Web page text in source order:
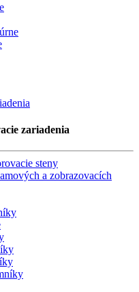
zariadenia
steny
a zobrazovacích